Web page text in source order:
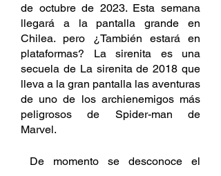
de octubre de 2023. Esta semana
llegará a la pantalla grande en
Chilea. pero ¿También estará en
plataformas? La sirenita es una
secuela de La sirenita de 2018 que
lleva a la gran pantalla las aventuras
de uno de los archienemigos más
peligrosos de Spider-man de
Marvel.